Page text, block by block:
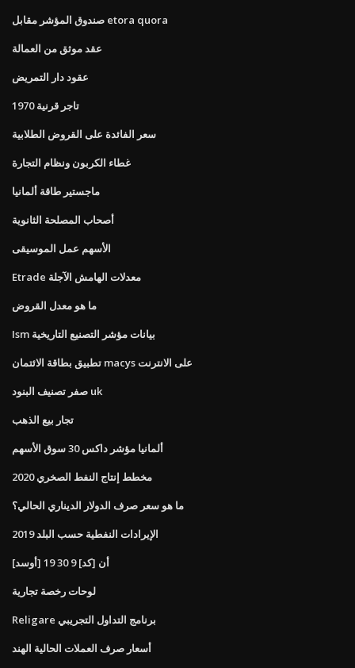
صندوق المؤشر مقابل etora quora
عقد موثق من العمالة
عقود دار التمريض
تاجر قرنية 1970
سعر الفائدة على القروض الطلابية
غطاء الكربون ونظام التجارة
ماجستير طاقة ألمانيا
أصحاب المصلحة الثانوية
الأسهم عمل الموسيقى
Etrade معدلات الهامش الآجلة
ما هو معدل القروض
Ism بيانات مؤشر التصنيع التاريخية
تطبيق بطاقة الائتمان macys على الانترنت
صفر تصنيف البنود uk
تجار بيع الذهب
ألمانيا مؤشر داكس 30 سوق الأسهم
مخطط إنتاج النفط الصخري 2020
ما هو سعر صرف الدولار الديناري الحالي؟
الإيرادات النفطية حسب البلد 2019
[أوسد] أن [كد] 9 30 19
لوحات رخصة تجارية
Religare برنامج التداول التجريبي
أسعار صرف العملات الحالية الهند